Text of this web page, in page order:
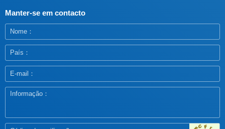
Manter-se em contacto